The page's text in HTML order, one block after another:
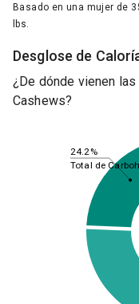
Basado en una mujer de
lbs.
Desglose de
¿De dónde vienen
Cashews?
24.2%
Total de